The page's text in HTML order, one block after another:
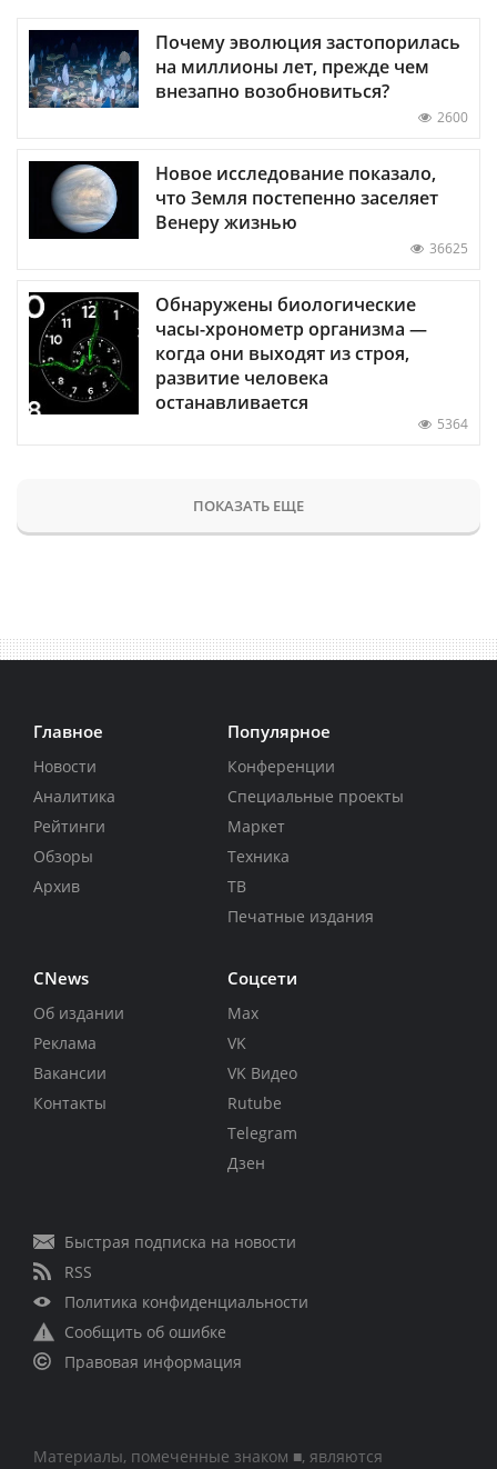
Почему эволюция застопорилась
на миллионы лет, прежде чем
внезапно возобновиться?
2600
Новое исследование показало,
что Земля постепенно заселяет
Венеру жизнью
36625
Обнаружены биологические
часы-хронометр организма —
когда они выходят из строя,
развитие человека
останавливается
5364
ПОКАЗАТЬ ЕЩЕ
Главное
Новости
Аналитика
Рейтинги
Обзоры
Архив
Популярное
Конференции
Специальные проекты
Маркет
Техника
ТВ
Печатные издания
CNews
Об издании
Реклама
Вакансии
Контакты
Соцсети
Max
VK
VK Видео
Rutube
Telegram
Дзен
Быстрая подписка на новости
RSS
Политика конфиденциальности
Сообщить об ошибке
Правовая информация
Материалы, помеченные знаком ■, являются